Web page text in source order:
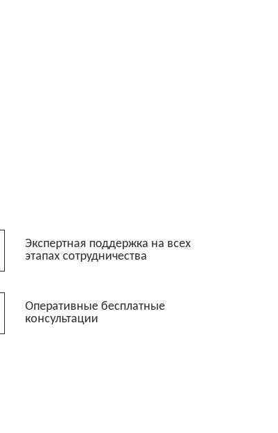
Экспертная поддержка на всех
этапах сотрудничества
Оперативные бесплатные
консультации